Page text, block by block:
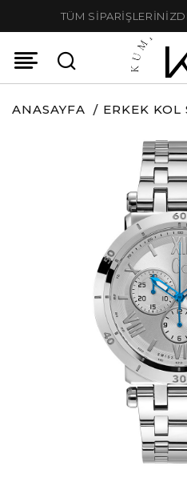
TÜM
ANASAYFA ERKEK KOL